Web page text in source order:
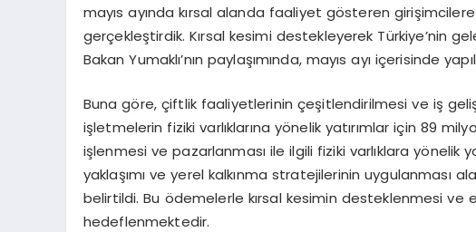
mayıs ayında kırsal alanda faaliyet gösteren
gerçekleştirdik. Kırsal kesimi destekleyerek Türkiye’nin
Bakan Yumaklı’nın paylaşımında, mayıs ayı içerisinde
Buna göre, çiftlik faaliyetlerinin çeşitlendirilmesi ve iş
işletmelerin fiziki varlıklarına yönelik yatırımlar için 89
işlenmesi ve pazarlanması ile ilgili fiziki varlıklara yönelik
yaklaşımı ve yerel kalkınma stratejilerinin uygulanması
belirtildi. Bu ödemelerle kırsal kesimin desteklenmesi ve
hedeflenmektedir.